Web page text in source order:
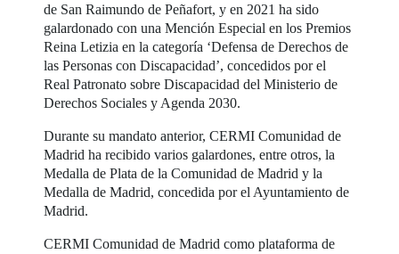
de San Raimundo de Peñafort, y en 2021 ha sido
galardonado con una Mención Especial en los Premios
Reina Letizia en la categoría ‘Defensa de Derechos de
las Personas con Discapacidad’, concedidos por el
Real Patronato sobre Discapacidad del Ministerio de
Derechos Sociales y Agenda 2030.
Durante su mandato anterior, CERMI Comunidad de
Madrid ha recibido varios galardones, entre otros, la
Medalla de Plata de la Comunidad de Madrid y la
Medalla de Madrid, concedida por el Ayuntamiento de
Madrid.
CERMI Comunidad de Madrid como plataforma de